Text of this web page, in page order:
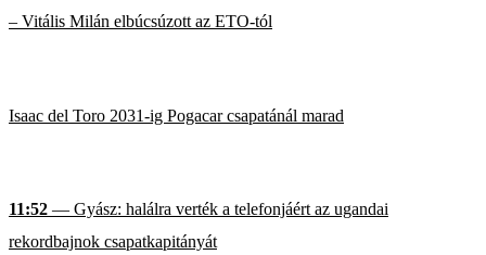
– Vitális Milán elbúcsúzott az ETO-tól
Isaac del Toro 2031-ig Pogacar csapatánál marad
11:52 — Gyász: halálra verték a telefonjáért az ugandai
rekordbajnok csapatkapitányát